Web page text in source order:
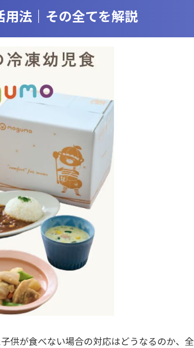
法｜その全てを解説
供が食べない場合の対応はどうなるのか、全